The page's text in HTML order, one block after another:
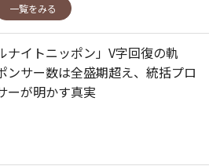
一覧をみる
ナイトニッポン」V字回復の軌
サー数は全盛期超え、統括プロ
ーが明かす真実